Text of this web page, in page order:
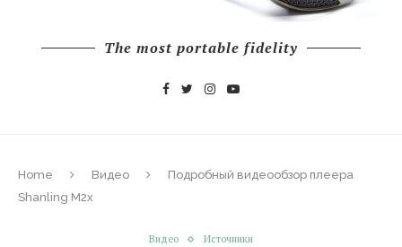
The most portable fidelity
Home Видео
Подробный видеообзор плеера
Shanling M2x
Видео Источники